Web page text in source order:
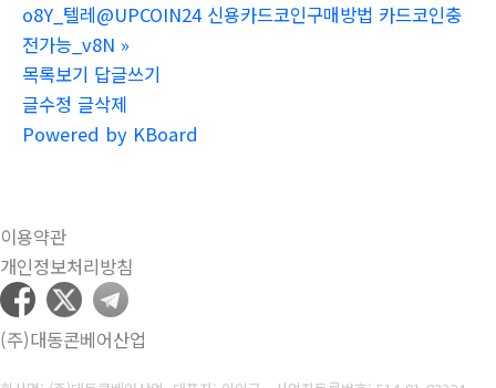
o8Y_텔레@UPCOIN24 신용카드코인구매방법 카드코인충
전가능_v8N »
목록보기 답글쓰기
글수정 글삭제
Powered by KBoard
이용약관
개인정보처리방침
(주)대동콘베어산업